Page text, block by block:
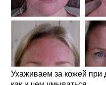
Ухаживаем за кожей при